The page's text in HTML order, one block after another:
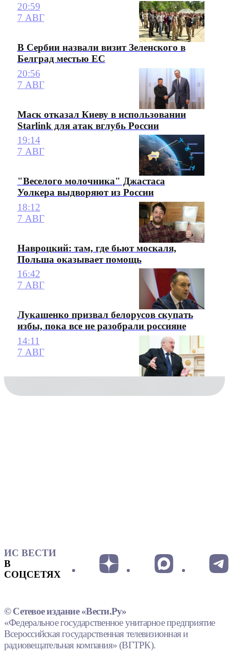
20:59
7 АВГ
В Сербии назвали визит Зеленского в
Белград местью ЕС
20:56
7 АВГ
Маск отказал Киеву в использовании
Starlink для атак вглубь России
19:14
7 АВГ
"Веселого молочника" Джастаса
Уолкера выдворяют из России
18:12
7 АВГ
Навроцкий: там, где бьют москаля,
Польша оказывает помощь
16:42
7 АВГ
Лукашенко призвал белорусов скупать
избы, пока все не разобрали россияне
14:11
7 АВГ
ИС ВЕСТИ
В
СОЦСЕТЯХ
© Сетевое издание «Вести.Ру»
«Федеральное государственное унитарное предприятие
Всероссийская государственная телевизионная и
радиовещательная компания» (ВГТРК).